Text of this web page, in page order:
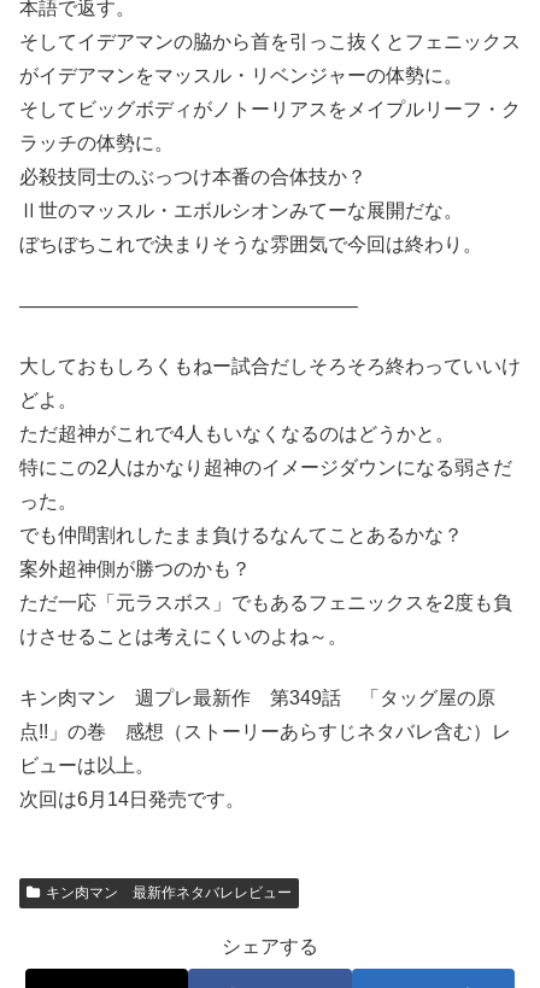
本語で返す。
そしてイデアマンの脇から首を引っこ抜くとフェニックス
がイデアマンをマッスル・リベンジャーの体勢に。
そしてビッグボディがノトーリアスをメイプルリーフ・ク
ラッチの体勢に。
必殺技同士のぶっつけ本番の合体技か？
Ⅱ世のマッスル・エボルシオンみてーな展開だな。
ぼちぼちこれで決まりそうな雰囲気で今回は終わり。
—————————————————–
大しておもしろくもねー試合だしそろそろ終わっていいけ
どよ。
ただ超神がこれで4人もいなくなるのはどうかと。
特にこの2人はかなり超神のイメージダウンになる弱さだ
った。
でも仲間割れしたまま負けるなんてことあるかな？
案外超神側が勝つのかも？
ただ一応「元ラスボス」でもあるフェニックスを2度も負
けさせることは考えにくいのよね～。
キン肉マン 週プレ最新作 第349話 「タッグ屋の原
点!!」の巻 感想（ストーリーあらすじネタバレ含む）レ
ビューは以上。
次回は6月14日発売です。
キン肉マン 最新作ネタバレレビュー
シェアする